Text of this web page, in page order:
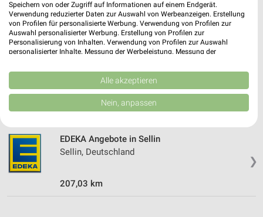
18609 Ostseebad Binz
210,48 km
Vierte Straße 2
18609 Binz OT Prora
214,06 km
❯
EDEKA Angebote in Sellin
Sellin, Deutschland
207,03 km
Speichern von oder Zugriff auf Informationen auf einem Endgerät.
Verwendung reduzierter Daten zur Auswahl von Werbeanzeigen. Erstellung
von Profilen für personalisierte Werbung. Verwendung von Profilen zur
Auswahl personalisierter Werbung. Erstellung von Profilen zur
Personalisierung von Inhalten. Verwendung von Profilen zur Auswahl
personalisierter Inhalte. Messung der Werbeleistung. Messung der
Kombinationen von Daten aus verschiedenen Quellen. Entwicklung und
Verbesserung der Angebote. Verwendung reduzierter Daten zur Auswahl
von Inhalten.
Daten können außerhalb der Europäischen Union weitergegeben und in die
USA gesendet werden.
Website/App.
Partnerliste anzeigen (1 IAB-Anbieter)
Wir nutzen Ihre Daten für folgende Zwecke:
IAB-Verarbeitungszwecke:
Alle akzeptieren
Nein, anpassen